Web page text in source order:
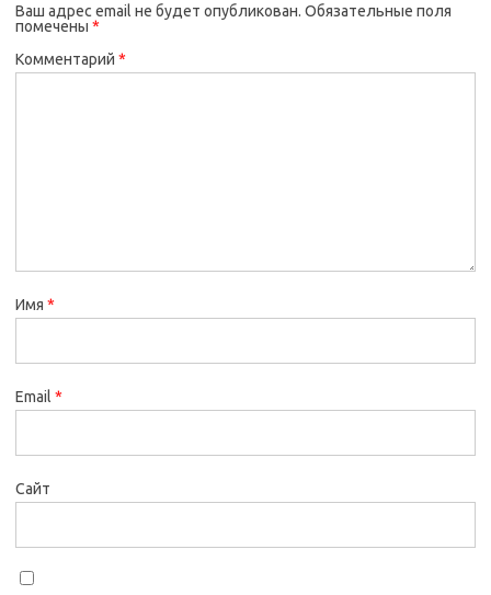
Ваш адрес email не будет опубликован. Обязательные поля
помечены *
Комментарий *
Имя *
Email *
Сайт